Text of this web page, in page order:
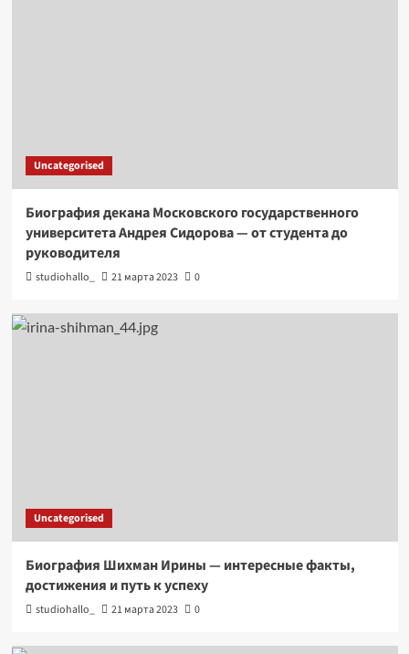
Uncategorised
Биография декана Московского государственного
университета Андрея Сидорова — от студента до
руководителя
studiohallo_ 21 марта 2023 0
Uncategorised
Биография Шихман Ирины — интересные факты,
достижения и путь к успеху
studiohallo_ 21 марта 2023 0